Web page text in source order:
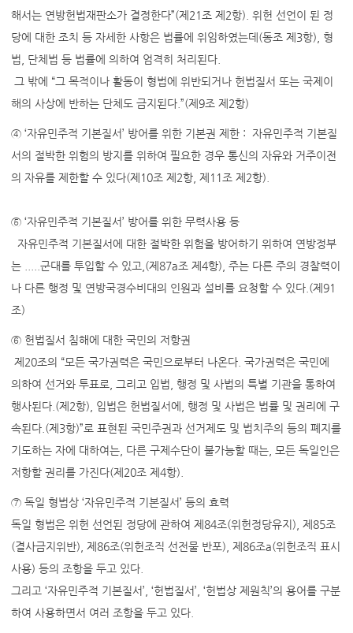
해서는 연방헌법재판소가 결정한다”(제21조 제2항). 위헌 선언이 된 정
당에 대한 조치 등 자세한 사항은 법률에 위임하였는데(동조 제3항), 형
법, 단체법 등 법률에 의하여 엄격히 처리된다.
그 밖에 “그 목적이나 활동이 형법에 위반되거나 헌법질서 또는 국제이
해의 사상에 반하는 단체도 금지된다.”(제9조 제2항)
④ ‘자유민주적 기본질서’ 방어를 위한 기본권 제한 : 자유민주적 기본질
서의 절박한 위험의 방지를 위하여 필요한 경우 통신의 자유와 거주이전
의 자유를 제한할 수 있다(제10조 제2항, 제11조 제2항).
⑤ ‘자유민주적 기본질서’ 방어를 위한 무력사용 등
자유민주적 기본질서에 대한 절박한 위험을 방어하기 위하여 연방정부
는 .....군대를 투입할 수 있고,(제87a조 제4항), 주는 다른 주의 경찰력이
나 다른 행정 및 연방국경수비대의 인원과 설비를 요청할 수 있다.(제91
조)
⑥ 헌법질서 침해에 대한 국민의 저항권
제20조의 “모든 국가권력은 국민으로부터 나온다. 국가권력은 국민에
의하여 선거와 투표로, 그리고 입법, 행정 및 사법의 특별 기관을 통하여
행사된다.(제2항), 입법은 헌법질서에, 행정 및 사법은 법률 및 권리에 구
속된다.(제3항)”로 표현된 국민주권과 선거제도 및 법치주의 등의 폐지를
기도하는 자에 대하여는, 다른 구제수단이 불가능할 때는, 모든 독일인은
저항할 권리를 가진다(제20조 제4항).
⑦ 독일 형법상 ‘자유민주적 기본질서’ 등의 효력
독일 형법은 위헌 선언된 정당에 관하여 제84조(위헌정당유지), 제85조
(결사금지위반), 제86조(위헌조직 선전물 반포), 제86조a(위헌조직 표시
사용) 등의 조항을 두고 있다.
그리고 ‘자유민주적 기본질서’, ‘헌법질서’, ‘헌법상 제원칙’의 용어를 구분
하여 사용하면서 여러 조항을 두고 있다.